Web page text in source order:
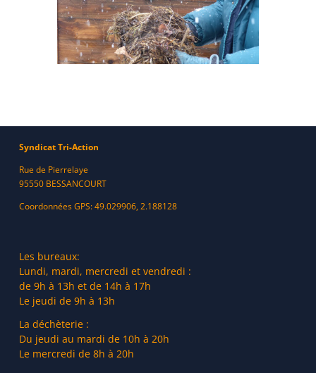
Syndicat Tri-Action
Rue de Pierrelaye
95550 BESSANCOURT
Coordonnées GPS: 49.029906, 2.188128
Les bureaux:
Lundi, mardi, mercredi et vendredi :
de 9h à 13h et de 14h à 17h
Le jeudi de 9h à 13h
La déchèterie :
Du jeudi au mardi de 10h à 20h
Le mercredi de 8h à 20h